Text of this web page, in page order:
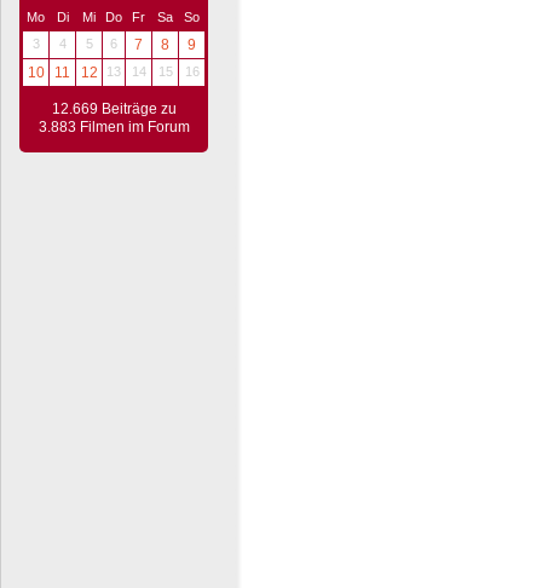
Mo Di Mi Do Fr Sa
So
3
4 5 6 7 8
9
10
11 12 13 14 15 16
12.669 Beiträge zu
3.883 Filmen im Forum